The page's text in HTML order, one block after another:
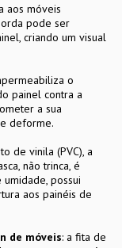
aos móveis
pode ser
criando um visual
o
painel contra a
a sua
deforme.
de vinila (PVC), a
não trinca, é
possui
aos painéis de
de móveis: a fita de